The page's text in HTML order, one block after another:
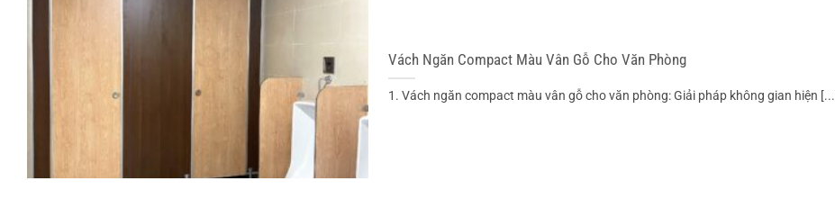
Vách Ngăn Compact Màu Vân Gỗ Cho Văn Phòng
1. Vách ngăn compact màu vân gỗ cho văn phòng: Giải pháp không gian hiện [...]